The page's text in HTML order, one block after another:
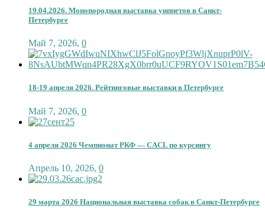
19.04.2026. Монопородная выставка уиппетов в Санкт-
Петербурге
Май 7, 2026, 0
18-19 апреля 2026. Рейтинговые выставки в Петербурге
Май 7, 2026, 0
4 апреля 2026 Чемпионат РКФ — CACL по курсингу
Апрель 10, 2026, 0
29 марта 2026 Национальная выставка собак в Санкт-Петербурге